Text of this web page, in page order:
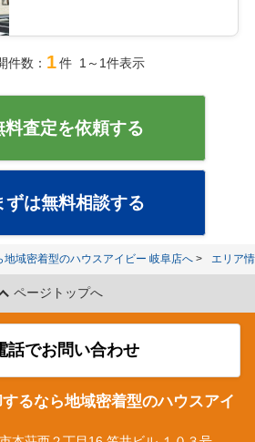
件数： 1件 1～1件表示
料査定を依頼する
ずは無料相談する
域密着型のハウスアイビー 岐阜店へ エリア
ページトップへ
話でお問い合わせ
るなら地域密着型のハウスアイ